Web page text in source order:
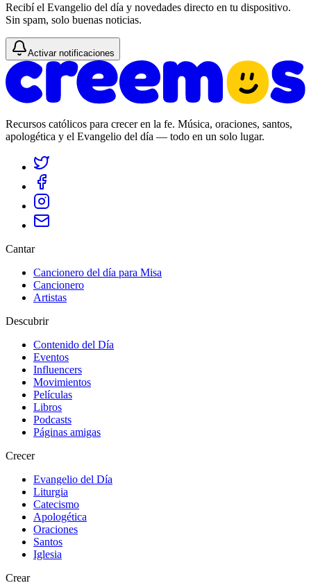
Recibí el Evangelio del día y novedades directo en tu dispositivo.
Sin spam, solo buenas noticias.
Activar notificaciones
Recursos católicos para crecer en la fe. Música, oraciones, santos,
apologética y el Evangelio del día — todo en un solo lugar.
Cantar
Cancionero del día para Misa
Cancionero
Artistas
Descubrir
Contenido del Día
Eventos
Influencers
Movimientos
Películas
Libros
Podcasts
Páginas amigas
Crecer
Evangelio del Día
Liturgia
Catecismo
Apologética
Oraciones
Santos
Iglesia
Crear